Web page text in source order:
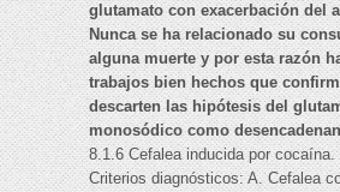
glutamato con exacerbación del
Nunca se ha relacionado su
alguna muerte y por esta razón
trabajos bien hechos que
descarten las hipótesis del
monosódico como
8.1.6 Cefalea inducida por cocaína.
Criterios diagnósticos: A. Cefalea